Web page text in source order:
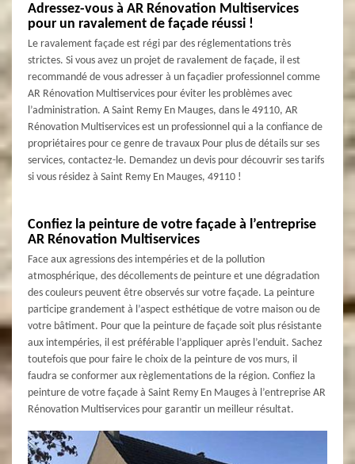
Adressez-vous à AR Rénovation Multiservices
pour un ravalement de façade réussi !
Le ravalement façade est régi par des réglementations très
strictes. Si vous avez un projet de ravalement de façade, il est
recommandé de vous adresser à un façadier professionnel comme
AR Rénovation Multiservices pour éviter les problèmes avec
l’administration. A Saint Remy En Mauges, dans le 49110, AR
Rénovation Multiservices est un professionnel qui a la confiance de
propriétaires pour ce genre de travaux Pour plus de détails sur ses
services, contactez-le. Demandez un devis pour découvrir ses tarifs
si vous résidez à Saint Remy En Mauges, 49110 !
Confiez la peinture de votre façade à l’entreprise
AR Rénovation Multiservices
Face aux agressions des intempéries et de la pollution
atmosphérique, des décollements de peinture et une dégradation
des couleurs peuvent être observés sur votre façade. La peinture
participe grandement à l’aspect esthétique de votre maison ou de
votre bâtiment. Pour que la peinture de façade soit plus résistante
aux intempéries, il est préférable l’appliquer après l’enduit. Sachez
toutefois que pour faire le choix de la peinture de vos murs, il
faudra se conformer aux règlementations de la région. Confiez la
peinture de votre façade à Saint Remy En Mauges à l’entreprise AR
Rénovation Multiservices pour garantir un meilleur résultat.